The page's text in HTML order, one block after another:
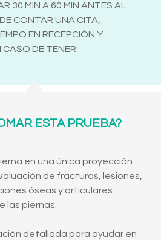
30 MIN A 60 MIN ANTES AL
CONTAR UNA CITA,
EN RECEPCIÓN Y
DE TENER
ESTA PRUEBA?
en una única proyección
de fracturas, lesiones,
óseas y articulares
las piernas.
detallada para ayudar en